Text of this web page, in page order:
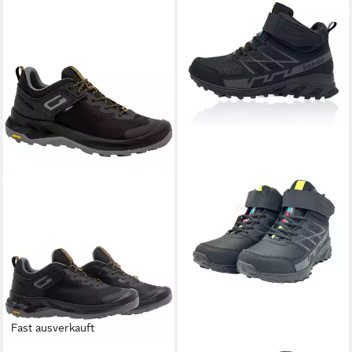
Fast ausverkauft